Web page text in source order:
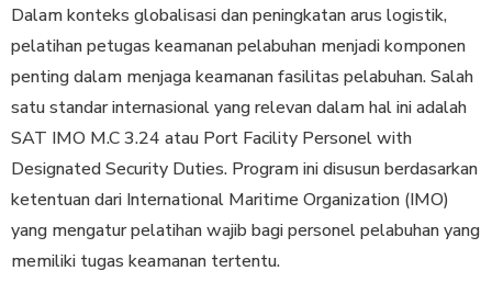
Dalam konteks globalisasi dan peningkatan arus logistik,
pelatihan petugas keamanan pelabuhan menjadi komponen
penting dalam menjaga keamanan fasilitas pelabuhan. Salah
satu standar internasional yang relevan dalam hal ini adalah
SAT IMO M.C 3.24 atau Port Facility Personel with
Designated Security Duties. Program ini disusun berdasarkan
ketentuan dari International Maritime Organization (IMO)
yang mengatur pelatihan wajib bagi personel pelabuhan yang
memiliki tugas keamanan tertentu.